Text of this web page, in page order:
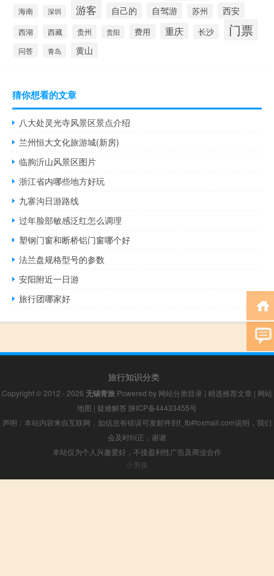
海南 深圳 游客 自己的 自驾游 苏州 西安
西湖 西藏 贵州 贵阳 费用 重庆 长沙 门票
问答 青岛 黄山
猜你想看的文章
八大处灵光寺风景区景点介绍
兰州恒大文化旅游城(新房)
临朐沂山风景区图片
浙江省内哪些地方好玩
九寨沟日游路线
过年脸部敏感泛红怎么调理
塑钢门窗和断桥铝门窗哪个好
法兰盘规格型号的参数
安阳附近一日游
旅行团哪家好
旅行知识分类
Copyright © 2012 - 2026 无锡青旅 Powered by 网站分类目录 | 精选推荐文章 | 网站
地图 | 疑难解答 陕ICP备44433455号
声明：本站内容来自互联网，如信息有错误可发邮件到f_fb#foxmail.com说明，我们
会及时纠正，谢谢
本站仅为个人兴趣爱好，不接盈利性广告及商业合作
小男孩